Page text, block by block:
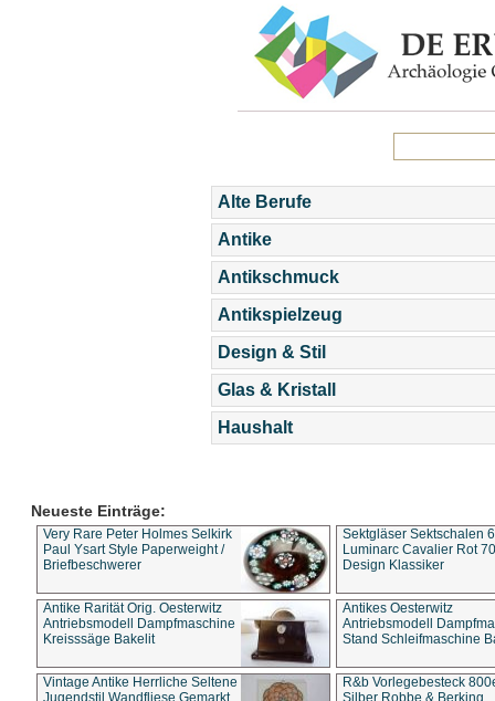
Alte Berufe
Antike
Antikschmuck
Antikspielzeug
Design & Stil
Glas & Kristall
Haushalt
Neueste Einträge:
Very Rare Peter Holmes Selkirk
Paul Ysart Style Paperweight /
Briefbeschwerer
Sektgläser Sektschalen
Luminarc Cavalier Rot
Design Klassiker
Antike Rarität Orig. Oesterwitz
Antriebsmodell Dampfmaschine
Kreisssäge Bakelit
Antikes Oesterwitz
Antriebsmodell
Stand Schleifmaschine
Vintage Antike Herrliche Seltene
Jugendstil Wandfliese Gemarkt
R&b Vorlegebesteck
Silber Robbe & Berking